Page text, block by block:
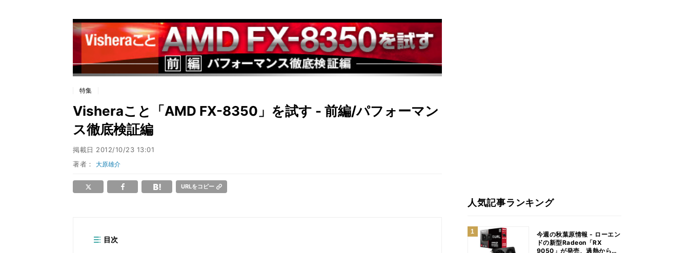
特集
Visheraこと「AMD FX-8350」を試す - 前編/パフォーマン
ス徹底検証編
掲載日 2012/10/23 13:01
著者：大原雄介
URLをコピー
目次
人気記事ランキング
今週の秋葉原情報 - ローエン
ドの新型Radeon「RX
9050」が発売、過熱から守